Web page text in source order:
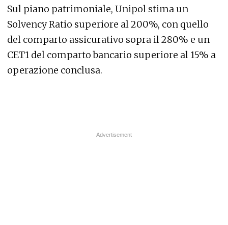
Sul piano patrimoniale, Unipol stima un
Solvency Ratio superiore al 200%, con quello
del comparto assicurativo sopra il 280% e un
CET1 del comparto bancario superiore al 15% a
operazione conclusa.